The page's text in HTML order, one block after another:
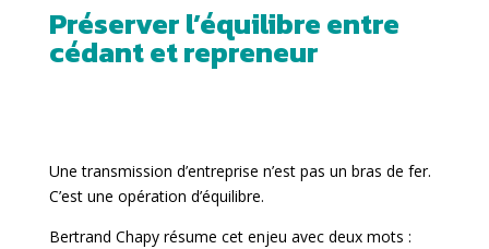
Préserver l’équilibre entre
cédant et repreneur
Une transmission d’entreprise n’est pas un bras de fer.
C’est une opération d’équilibre.
Bertrand Chapy résume cet enjeu avec deux mots :